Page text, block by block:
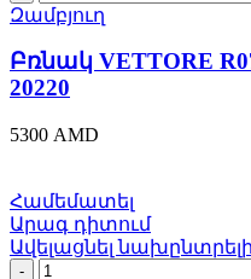
VETTORE
R07.023
GR
(Գրաֆիտ)
20220
Զամբյուղ
Բռնակ VETTORE
20220
5300 AMD
Համեմատել
Արագ դիտում
Ավելացնել
Բռնակ